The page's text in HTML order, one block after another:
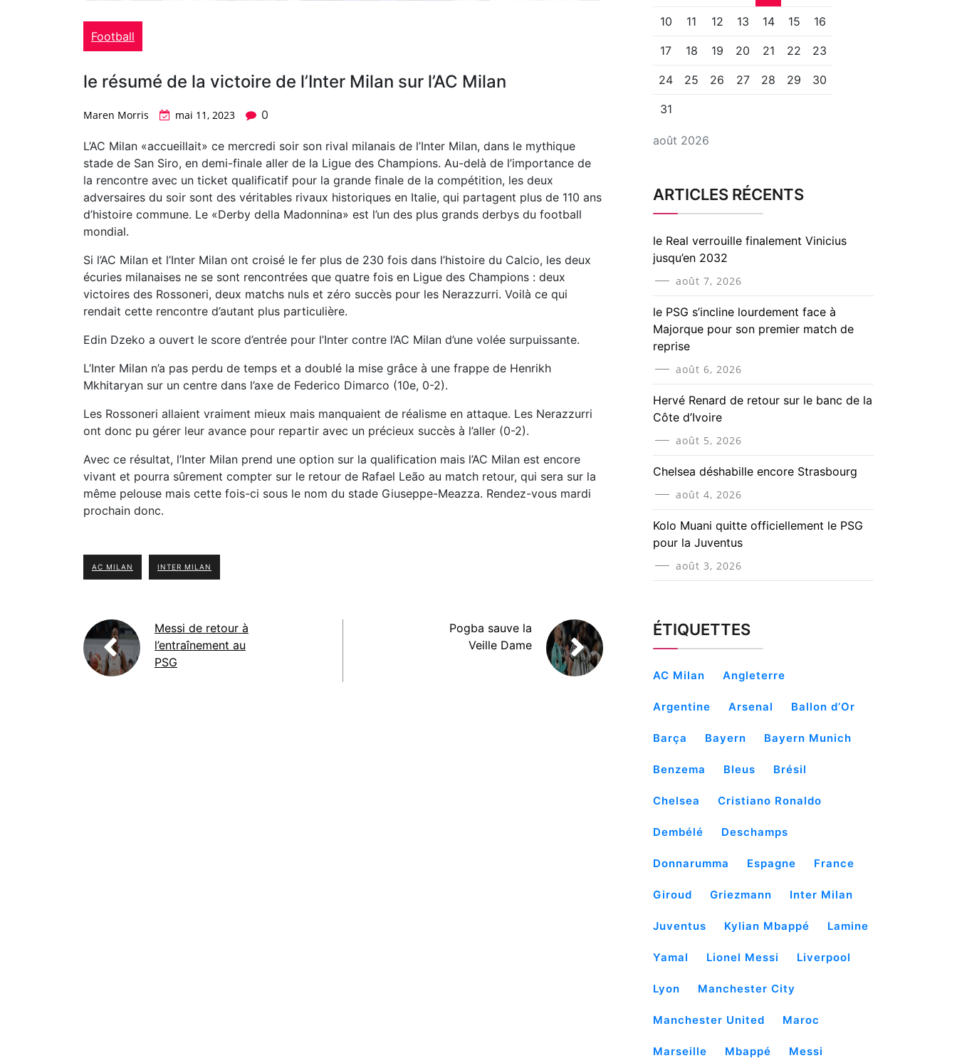
Football
le résumé de la victoire de l’Inter Milan sur l’AC Milan
Maren Morris mai 11, 2023 0
L’AC Milan «accueillait» ce mercredi soir son rival milanais de l’Inter Milan, dans le mythique
stade de San Siro, en demi-finale aller de la Ligue des Champions. Au-delà de l’importance de
la rencontre avec un ticket qualificatif pour la grande finale de la compétition, les deux
adversaires du soir sont des véritables rivaux historiques en Italie, qui partagent plus de 110 ans
d’histoire commune. Le «Derby della Madonnina» est l’un des plus grands derbys du football
mondial.
Si l’AC Milan et l’Inter Milan ont croisé le fer plus de 230 fois dans l’histoire du Calcio, les deux
écuries milanaises ne se sont rencontrées que quatre fois en Ligue des Champions : deux
victoires des Rossoneri, deux matchs nuls et zéro succès pour les Nerazzurri. Voilà ce qui
rendait cette rencontre d’autant plus particulière.
Edin Dzeko a ouvert le score d’entrée pour l’Inter contre l’AC Milan d’une volée surpuissante.
L’Inter Milan n’a pas perdu de temps et a doublé la mise grâce à une frappe de Henrikh
Mkhitaryan sur un centre dans l’axe de Federico Dimarco (10e, 0-2).
Les Rossoneri allaient vraiment mieux mais manquaient de réalisme en attaque. Les Nerazzurri
ont donc pu gérer leur avance pour repartir avec un précieux succès à l’aller (0-2).
Avec ce résultat, l’Inter Milan prend une option sur la qualification mais l’AC Milan est encore
vivant et pourra sûrement compter sur le retour de Rafael Leão au match retour, qui sera sur la
même pelouse mais cette fois-ci sous le nom du stade Giuseppe-Meazza. Rendez-vous mardi
prochain donc.
AC MILAN INTER MILAN
Messi de retour à
l’entraînement au
PSG
Pogba sauve la
Veille Dame
août 2026
10 11 12 13 14 15 16
17 18 19 20 21 22 23
24 25 26 27 28 29 30
31
ARTICLES RÉCENTS
le Real verrouille finalement Vinicius
jusqu’en 2032
août 7, 2026
le PSG s’incline lourdement face à
Majorque pour son premier match de
reprise
août 6, 2026
Hervé Renard de retour sur le banc de la
Côte d’Ivoire
août 5, 2026
Chelsea déshabille encore Strasbourg
août 4, 2026
Kolo Muani quitte officiellement le PSG
pour la Juventus
août 3, 2026
ÉTIQUETTES
AC Milan Angleterre
Argentine Arsenal Ballon d’Or
Barça Bayern Bayern Munich
Benzema Bleus Brésil
Chelsea Cristiano Ronaldo
Dembélé Deschamps
Donnarumma Espagne France
Giroud Griezmann Inter Milan
Juventus Kylian Mbappé Lamine
Yamal Lionel Messi Liverpool
Lyon Manchester City
Manchester United Maroc
Marseille Mbappé Messi